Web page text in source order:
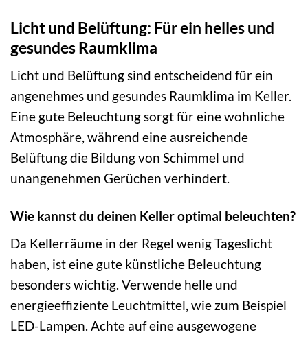
Licht und Belüftung: Für ein helles und
gesundes Raumklima
Licht und Belüftung sind entscheidend für ein
angenehmes und gesundes Raumklima im Keller.
Eine gute Beleuchtung sorgt für eine wohnliche
Atmosphäre, während eine ausreichende
Belüftung die Bildung von Schimmel und
unangenehmen Gerüchen verhindert.
Wie kannst du deinen Keller optimal beleuchten?
Da Kellerräume in der Regel wenig Tageslicht
haben, ist eine gute künstliche Beleuchtung
besonders wichtig. Verwende helle und
energieeffiziente Leuchtmittel, wie zum Beispiel
LED-Lampen. Achte auf eine ausgewogene